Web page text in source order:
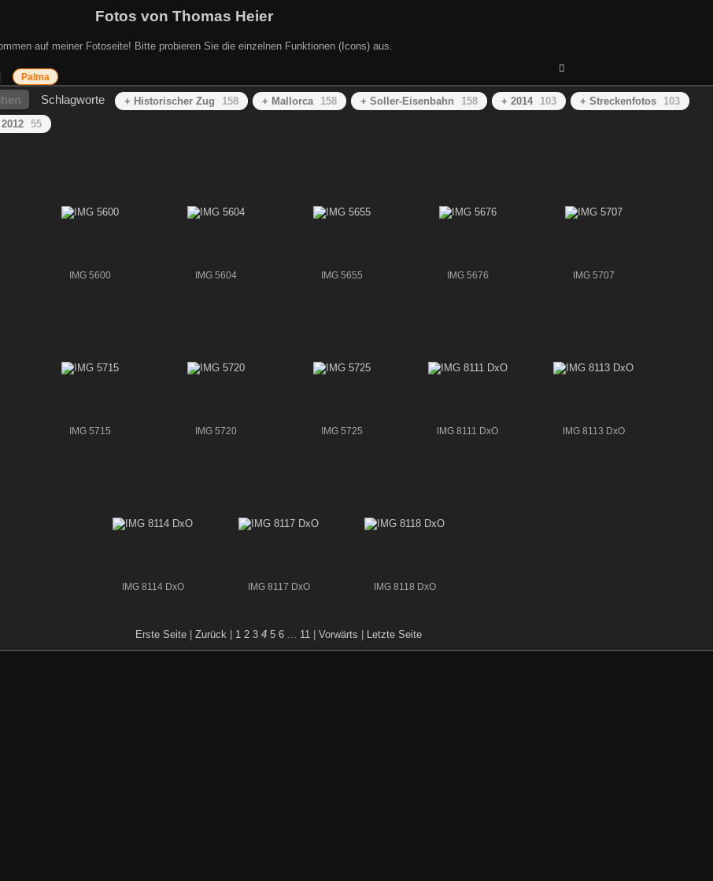
Fotos von Thomas Heier
auf meiner Fotoseite! Bitte probieren Sie die einzelnen Funktionen (Icons) aus.
Palma
Schlagworte + Historischer Zug 158 + Mallorca 158 + Soller-Eisenbahn 158 + 2014 103 + Streckenfotos
103
55
IMG 5600 IMG 5604 IMG 5655 IMG 5676 IMG 5707
IMG 5715 IMG 5720 IMG 5725 IMG 8111 DxO IMG 8113 DxO
IMG 8114 DxO IMG 8117 DxO IMG 8118 DxO
Erste Seite Zurück 1 2 3 4 5 6 11 Vorwärts Letzte Seite